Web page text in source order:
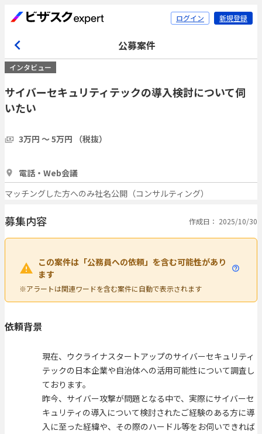
ログイン 新規登録
公募案件
インタビュー
サイバーセキュリティテックの導入検討について伺
いたい
3万円 〜 5万円 （税抜）
電話・Web会議
マッチングした方へのみ社名公開（コンサルティング）
募集内容 作成日： 2025/10/30
この案件は「公務員への依頼」を含む可能性があり
ます
※アラートは関連ワードを含む案件に自動で表示されます
依頼背景
現在、ウクライナスタートアップのサイバーセキュリティ
テックの日本企業や自治体への活用可能性について調査し
ております。
昨今、サイバー攻撃が問題となる中で、実際にサイバーセ
キュリティの導入について検討されたご経験のある方に導
入に至った経緯や、その際のハードル等をお伺いできれば